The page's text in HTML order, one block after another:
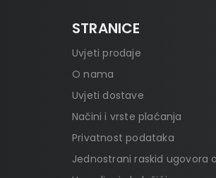
STRANICE
Uvjeti prodaje
O nama
Uvjeti dostave
Načini i vrste plaćanja
Privatnost podataka
Jednostrani raskid ugovora